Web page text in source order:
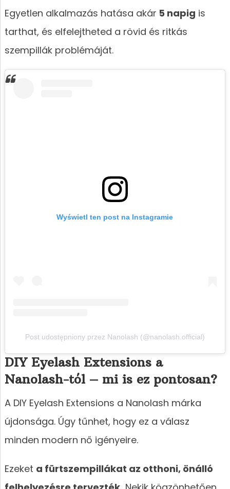
Egyetlen alkalmazás hatása akár 5 napig is
tarthat, és elfelejtheted a rövid és ritkás
szempillák problémáját.
Wyświetl ten post na Instagramie
Post udostępniony przez Nanolash (@nanolash.official)
DIY Eyelash Extensions a
Nanolash-tól – mi is ez pontosan?
A DIY Eyelash Extensions a Nanolash márka
újdonsága. Úgy tűnhet, hogy ez a válasz
minden modern nő igényeire.
Ezeket a fürtszempillákat az otthoni, önálló